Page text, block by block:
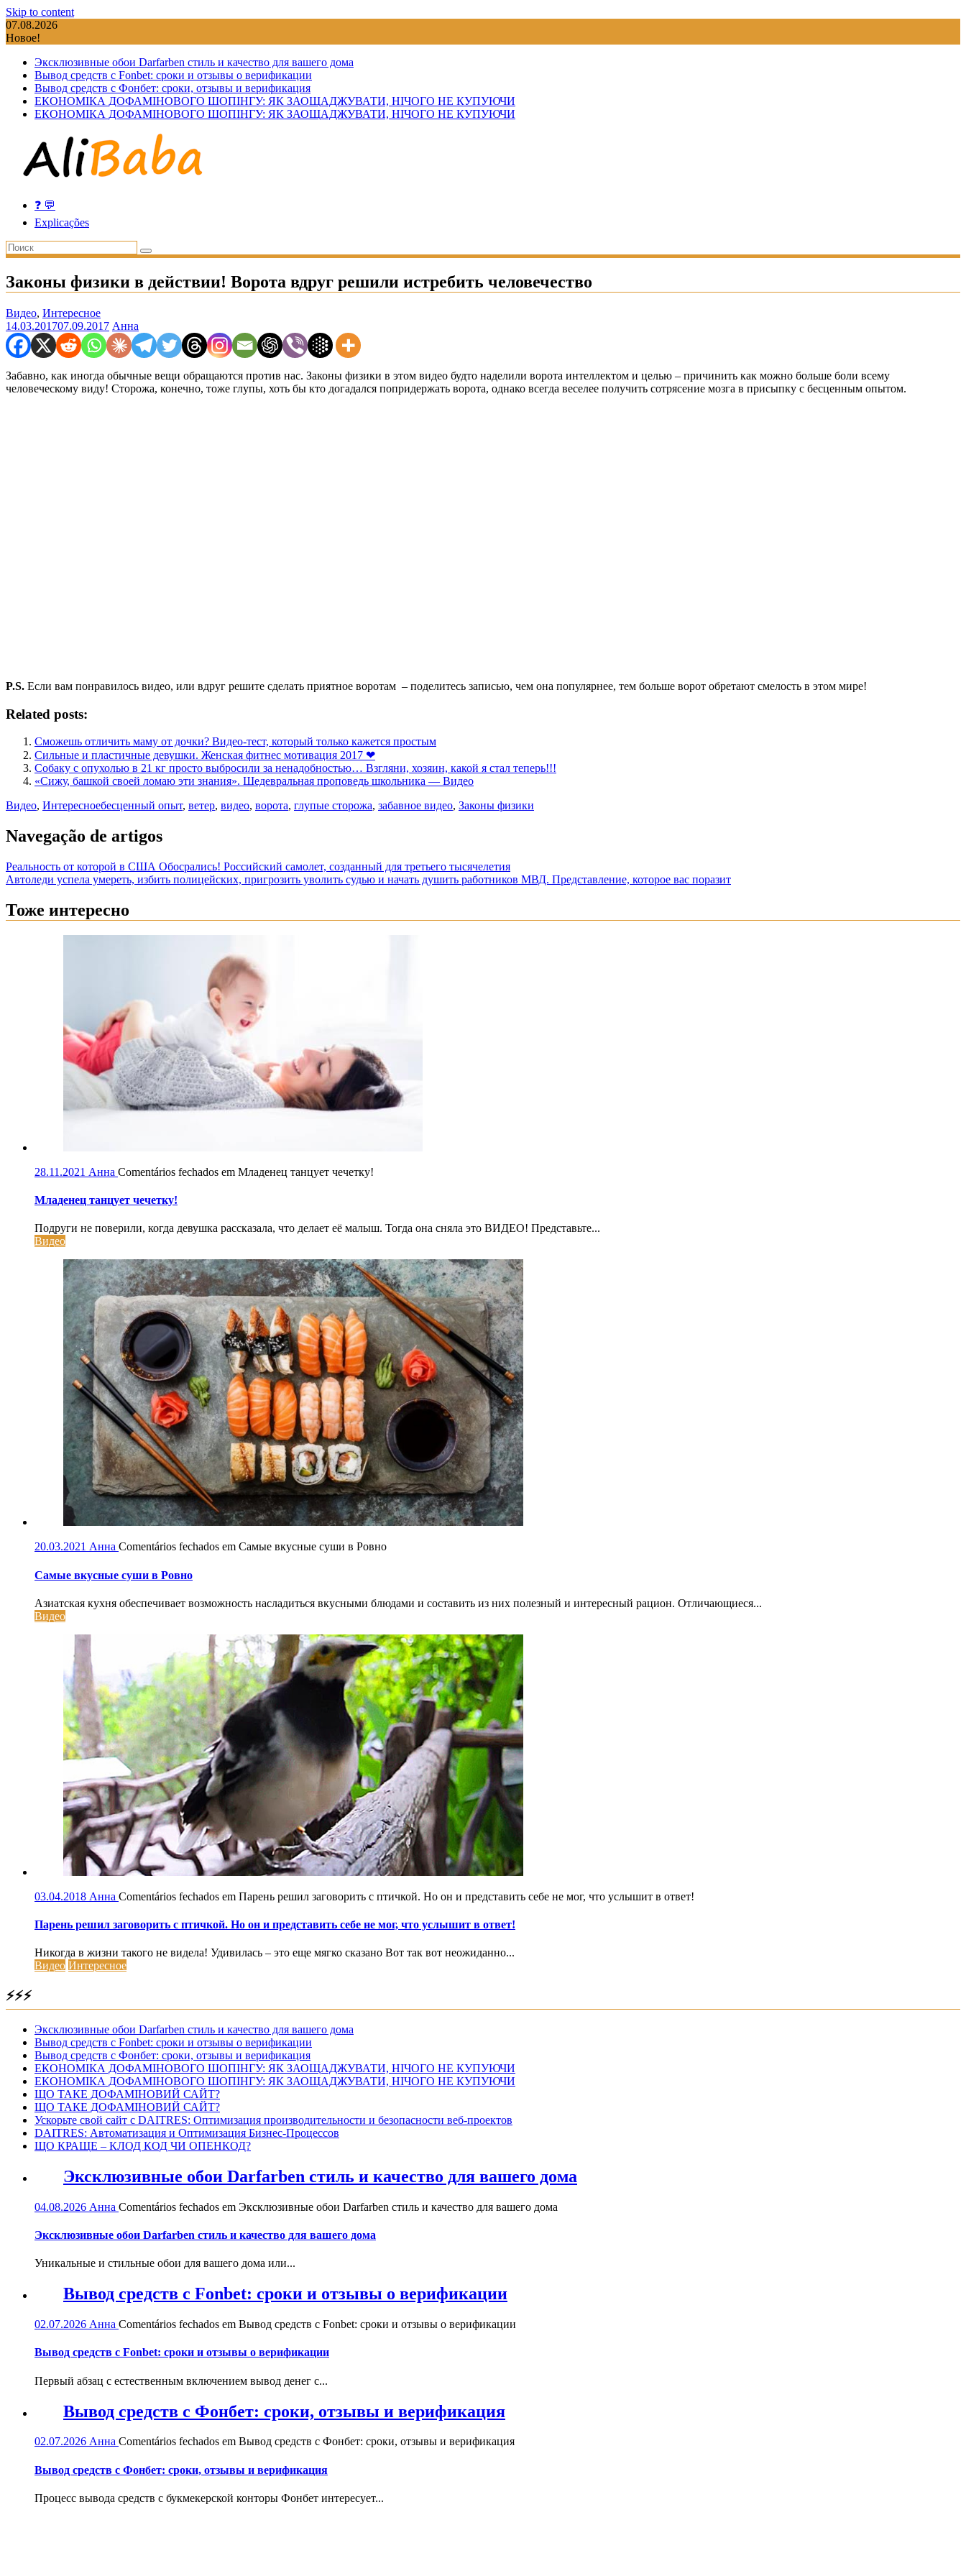
Skip to content
07.08.2026
Новое!
Эксклюзивные обои Darfarben стиль и качество для вашего дома
Вывод средств с Fonbet: сроки и отзывы о верификации
Вывод средств с Фонбет: сроки, отзывы и верификация
ЕКОНОМІКА ДОФАМІНОВОГО ШОПІНГУ: ЯК ЗАОЩАДЖУВАТИ, НІЧОГО НЕ КУПУЮЧИ
ЕКОНОМІКА ДОФАМІНОВОГО ШОПІНГУ: ЯК ЗАОЩАДЖУВАТИ, НІЧОГО НЕ КУПУЮЧИ
❓ 💬
Explicações
Законы физики в действии! Ворота вдруг решили истребить человечество
Видео, Интересное
14.03.201707.09.2017 Анна
Забавно, как иногда обычные вещи обращаются против нас. Законы физики в этом видео будто наделили ворота интеллектом и целью – причинить как можно больше боли всему
человеческому виду! Сторожа, конечно, тоже глупы, хоть бы кто догадался попридержать ворота, однако всегда веселее получить сотрясение мозга в присыпку с бесценным опытом.
P.S. Если вам понравилось видео, или вдруг решите сделать приятное воротам – поделитесь записью, чем она популярнее, тем больше ворот обретают смелость в этом мире!
Related posts:
Сможешь отличить маму от дочки? Видео-тест, который только кажется простым
Сильные и пластичные девушки. Женская фитнес мотивация 2017 ❤
Собаку с опухолью в 21 кг просто выбросили за ненадобностью… Взгляни, хозяин, какой я стал теперь!!!
«Сижу, башкой своей ломаю эти знания». Шедевральная проповедь школьника — Видео
Видео, Интересноебесценный опыт, ветер, видео, ворота, глупые сторожа, забавное видео, Законы физики
Navegação de artigos
Реальность от которой в США Обосрались! Российский самолет, созданный для третьего тысячелетия
Автоледи успела умереть, избить полицейских, пригрозить уволить судью и начать душить работников МВД. Представление, которое вас поразит
Тоже интересно
28.11.2021 Анна Comentários fechados em Младенец танцует чечетку!
Младенец танцует чечетку!
Подруги не поверили, когда девушка рассказала, что делает её малыш. Тогда она сняла это ВИДЕО! Представьте...
Видео
20.03.2021 Анна Comentários fechados em Самые вкусные суши в Ровно
Самые вкусные суши в Ровно
Азиатская кухня обеспечивает возможность насладиться вкусными блюдами и составить из них полезный и интересный рацион. Отличающиеся...
Видео
03.04.2018 Анна Comentários fechados em Парень решил заговорить с птичкой. Но он и представить себе не мог, что услышит в ответ!
Парень решил заговорить с птичкой. Но он и представить себе не мог, что услышит в ответ!
Никогда в жизни такого не видела! Удивилась – это еще мягко сказано Вот так вот неожиданно...
Видео Интересное
⚡⚡⚡
Эксклюзивные обои Darfarben стиль и качество для вашего дома
Вывод средств с Fonbet: сроки и отзывы о верификации
Вывод средств с Фонбет: сроки, отзывы и верификация
ЕКОНОМІКА ДОФАМІНОВОГО ШОПІНГУ: ЯК ЗАОЩАДЖУВАТИ, НІЧОГО НЕ КУПУЮЧИ
ЕКОНОМІКА ДОФАМІНОВОГО ШОПІНГУ: ЯК ЗАОЩАДЖУВАТИ, НІЧОГО НЕ КУПУЮЧИ
ЩО ТАКЕ ДОФАМІНОВИЙ САЙТ?
ЩО ТАКЕ ДОФАМІНОВИЙ САЙТ?
Ускорьте свой сайт с DAITRES: Оптимизация производительности и безопасности веб-проектов
DAITRES: Автоматизация и Оптимизация Бизнес-Процессов
ЩО КРАЩЕ – КЛОД КОД ЧИ ОПЕНКОД?
Эксклюзивные обои Darfarben стиль и качество для вашего дома
04.08.2026 Анна Comentários fechados em Эксклюзивные обои Darfarben стиль и качество для вашего дома
Эксклюзивные обои Darfarben стиль и качество для вашего дома
Уникальные и стильные обои для вашего дома или...
Вывод средств с Fonbet: сроки и отзывы о верификации
02.07.2026 Анна Comentários fechados em Вывод средств с Fonbet: сроки и отзывы о верификации
Вывод средств с Fonbet: сроки и отзывы о верификации
Первый абзац с естественным включением вывод денег с...
Вывод средств с Фонбет: сроки, отзывы и верификация
02.07.2026 Анна Comentários fechados em Вывод средств с Фонбет: сроки, отзывы и верификация
Вывод средств с Фонбет: сроки, отзывы и верификация
Процесс вывода средств с букмекерской конторы Фонбет интересует...